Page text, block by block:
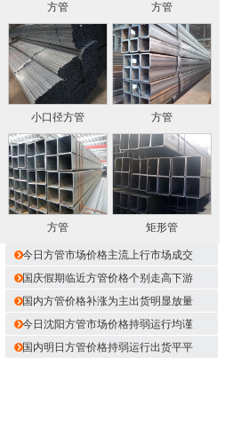
方管 方管
小口径方管 方管
方管 矩形管
今日方管市场价格主流上行市场成交
国庆假期临近方管价格个别走高下游
国内方管价格补涨为主出货明显放量
今日沈阳方管市场价格持弱运行均谨
国内明日方管价格持弱运行出货平平